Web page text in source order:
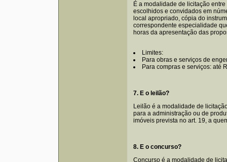
É a modalidade de licitação
escolhidos e convidados em
local apropriado, cópia do
correspondente especialidade
horas da apresentação das
Limites:
Para obras e serviços de
Para compras e serviços: até
7. E o leilão?
Leilão é a modalidade de
para a administração ou de
imóveis prevista no art. 19, a
8. E o concurso?
Concurso é a modalidade de